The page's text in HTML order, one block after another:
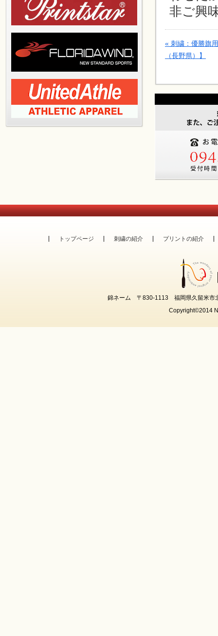
非ご興
« 刺繍：優勝旗
（長野県）】
トップページ 刺繍の紹介 プリントの紹介
錦ネーム 〒830-1113 福岡県久留米市
Copyright©2014